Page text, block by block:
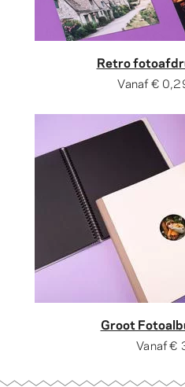
Retro
Vanaf€
Groot
Vanaf€